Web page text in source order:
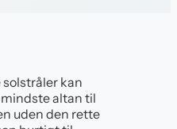
kan
altan til
uden den rette